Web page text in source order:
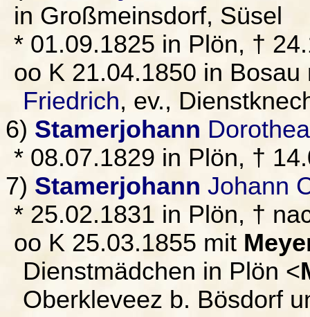
in Großmeinsdorf, Süsel
* 01.09.1825 in Plön, †
oo K 21.04.1850 in
Friedrich, ev.,
6) Stamerjohann
* 08.07.1829 in Plön, †
7) Stamerjohann Johann
* 25.02.1831 in Plön, †
oo K 25.03.1855 mit
Dienstmädchen in Plön <
Oberkleveez b. Bösdorf